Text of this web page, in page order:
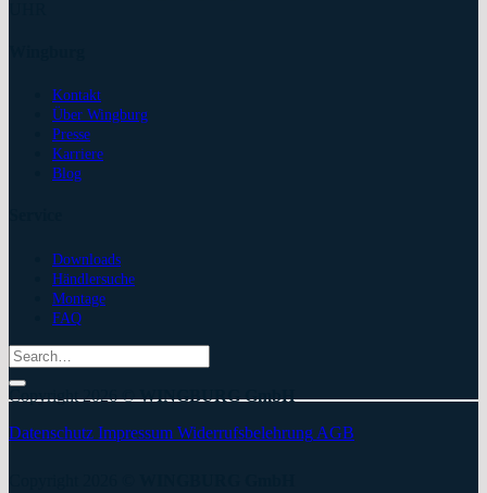
Kontakt
Über Wingburg
Presse
Karriere
Blog
Downloads
Händlersuche
Montage
FAQ
Search
for:
Copyright 2026 ©WINGBURG GmbH
Datenschutz Impressum Widerrufsbelehrung AGB